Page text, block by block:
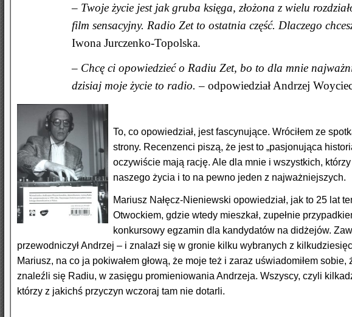
– Twoje życie jest jak gruba księga, złożona z wielu
film sensacyjny. Radio Zet to ostatnia część. Dlaczego
Iwona Jurczenko-Topolska.
– Chcę ci opowiedzieć o Radiu Zet, bo to dla mnie
dzisiaj moje życie to radio. – odpowiedział Andrzej
To, co opowiedział, jest fascynujące. Wróciłem ze
strony. Recenzenci piszą, że jest to „pasjonująca
oczywiście mają rację. Ale dla mnie i wszystkich,
naszego życia i to na pewno jeden z najważniejszych.
Mariusz Nałęcz-Nieniewski opowiedział, jak to 25 lat
Otwockiem, gdzie wtedy mieszkał, zupełnie
konkursowy egzamin dla kandydatów na didżejów.
przewodniczył Andrzej – i znalazł się w gronie kilku wybranych z
Mariusz, na co ja pokiwałem głową, że moje też i zaraz uświadomiłem
znaleźli się Radiu, w zasięgu promieniowania Andrzeja. Wszyscy, czyli
którzy z jakichś przyczyn wczoraj tam nie dotarli.